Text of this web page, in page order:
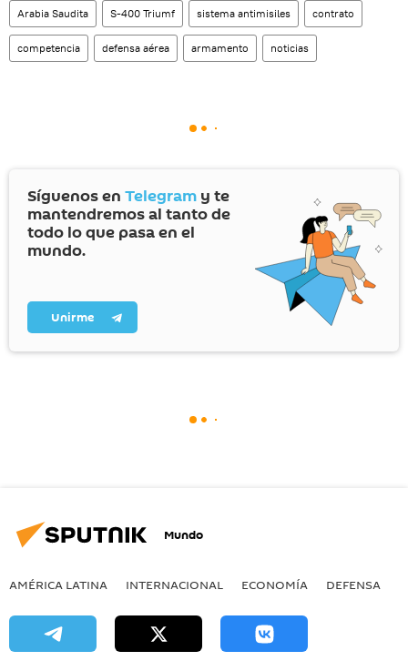
Arabia Saudita S-400 Triumf sistema antimisiles contrato
competencia defensa aérea armamento noticias
Síguenos en Telegram y te
mantendremos al tanto de
todo lo que pasa en el
mundo.
Unirme
Mundo
AMÉRICA LATINA INTERNACIONAL ECONOMÍA DEFENSA